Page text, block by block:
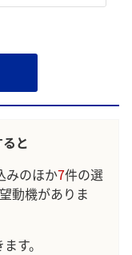
と
みのほか7件の選
動機がありま
す。